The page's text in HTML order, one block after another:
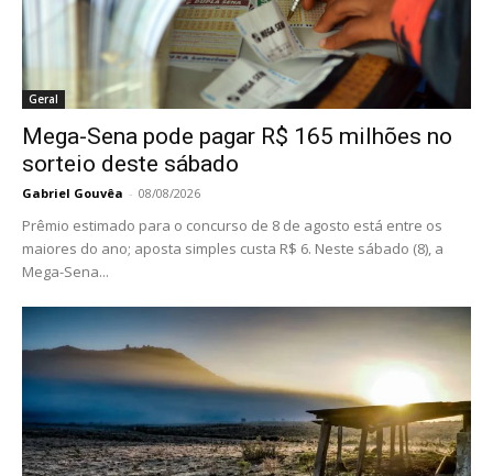
Geral
Mega-Sena pode pagar R$ 165 milhões no
sorteio deste sábado
Gabriel Gouvêa - 08/08/2026
Prêmio estimado para o concurso de 8 de agosto está entre os
maiores do ano; aposta simples custa R$ 6. Neste sábado (8), a
Mega-Sena...